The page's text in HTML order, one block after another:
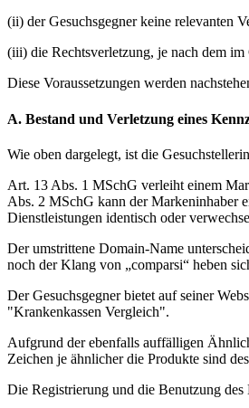
(ii) der Gesuchsgegner keine relevanten
(iii) die Rechtsverletzung, je nach dem
Diese Voraussetzungen werden
A. Bestand und Verletzung eines
Wie oben dargelegt, ist die
Art. 13 Abs. 1 MSchG verleiht einem
Abs. 2 MSchG kann der Markeninhaber
Dienstleistungen identisch oder
Der umstrittene Domain-Name
noch der Klang von „comparsi“ heben
Der Gesuchsgegner bietet auf seiner
"Krankenkassen Vergleich".
Aufgrund der ebenfalls auffälligen
Zeichen je ähnlicher die Produkte sind
Die Registrierung und die Benutzung